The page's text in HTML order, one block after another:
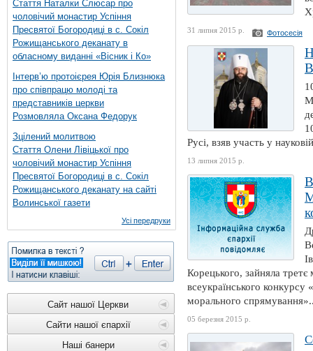
Стаття Наталки Слюсар про
чоловічий монастир Успіння
Пресвятої Богородиці в с. Сокіл
Рожищанського деканату в
обласному виданні «Вісник і Ко»
Інтерв’ю протоієрея Юрія Близнюка
про співпрацю молоді та
представників церкви
Розмовляла Оксана Федорук
Зцілений молитвою
Стаття Олени Лівіцької про
чоловічий монастир Успіння
Пресвятої Богородиці в с. Сокіл
Рожищанського деканату на сайті
Волинської газети
Усі передруки
Сайт нашої Церкви
Сайти нашої єпархії
Наші банери
31 липня 2015 р. Фотосесія
Русі, взяв участь у
13 липня 2015 р.
Корецького, зайняла третє
всеукраїнського
морального
05 березня 2015 р.